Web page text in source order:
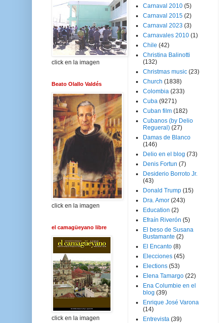
click en la imagen
Beato Olallo Valdés
click en la imagen
el camagüeyano libre
click en la imagen
Carnaval 2010 (5)
Carnaval 2015 (2)
Carnaval 2023 (3)
Carnavales 2010 (1)
Chile (42)
Christina Balinotti
(132)
Christmas music (23)
Church (1838)
Colombia (233)
Cuba (9271)
Cuban film (182)
Cubanos (by Delio
Regueral) (27)
Damas de Blanco
(146)
Delio en el blog (73)
Denis Fortun (7)
Desiderio Borroto Jr.
(43)
Donald Trump (15)
Dra. Amor (243)
Education (2)
Efraín Riverón (5)
El beso de Susana
Bustamante (2)
El Encanto (8)
Elecciones (45)
Elections (53)
Elena Tamargo (22)
Ena Columbie en el
blog (39)
Enrique José Varona
(14)
Entrevista (39)